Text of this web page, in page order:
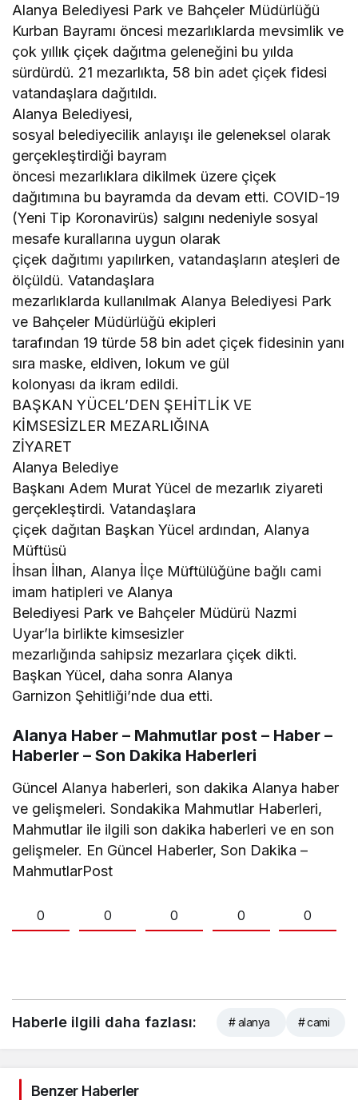
Alanya Belediyesi Park ve Bahçeler Müdürlüğü
Kurban Bayramı öncesi mezarlıklarda mevsimlik ve
çok yıllık çiçek dağıtma geleneğini bu yılda
sürdürdü. 21 mezarlıkta, 58 bin adet çiçek fidesi
vatandaşlara dağıtıldı.
Alanya Belediyesi,
sosyal belediyecilik anlayışı ile geleneksel olarak
gerçekleştirdiği bayram
öncesi mezarlıklara dikilmek üzere çiçek
dağıtımına bu bayramda da devam etti. COVID-19
(Yeni Tip Koronavirüs) salgını nedeniyle sosyal
mesafe kurallarına uygun olarak
çiçek dağıtımı yapılırken, vatandaşların ateşleri de
ölçüldü. Vatandaşlara
mezarlıklarda kullanılmak Alanya Belediyesi Park
ve Bahçeler Müdürlüğü ekipleri
tarafından 19 türde 58 bin adet çiçek fidesinin yanı
sıra maske, eldiven, lokum ve gül
kolonyası da ikram edildi.
BAŞKAN YÜCEL’DEN ŞEHİTLİK VE
KİMSESİZLER MEZARLIĞINA
ZİYARET
Alanya Belediye
Başkanı Adem Murat Yücel de mezarlık ziyareti
gerçekleştirdi. Vatandaşlara
çiçek dağıtan Başkan Yücel ardından, Alanya
Müftüsü
İhsan İlhan, Alanya İlçe Müftülüğüne bağlı cami
imam hatipleri ve Alanya
Belediyesi Park ve Bahçeler Müdürü Nazmi
Uyar’la birlikte kimsesizler
mezarlığında sahipsiz mezarlara çiçek dikti.
Başkan Yücel, daha sonra Alanya
Garnizon Şehitliği’nde dua etti.
Alanya Haber – Mahmutlar post – Haber –
Haberler – Son Dakika Haberleri
Güncel Alanya haberleri, son dakika Alanya haber
ve gelişmeleri. Sondakika Mahmutlar Haberleri,
Mahmutlar ile ilgili son dakika haberleri ve en son
gelişmeler. En Güncel Haberler, Son Dakika –
MahmutlarPost
0 0 0 0 0
Haberle ilgili daha fazlası: # alanya # cami
Benzer Haberler